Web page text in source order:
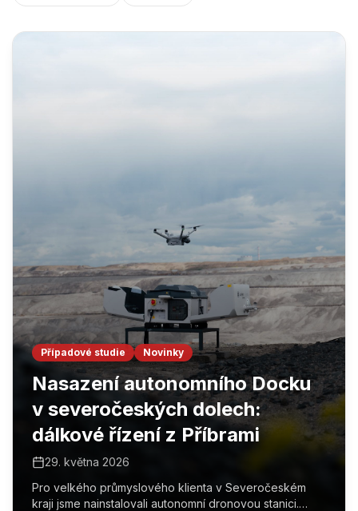
Případové studie Novinky
Nasazení autonomního Docku
v severočeských dolech:
dálkové řízení z Příbrami
29. května 2026
Pro velkého průmyslového klienta v Severočeském
kraji jsme nainstalovali autonomní dronovou stanici.